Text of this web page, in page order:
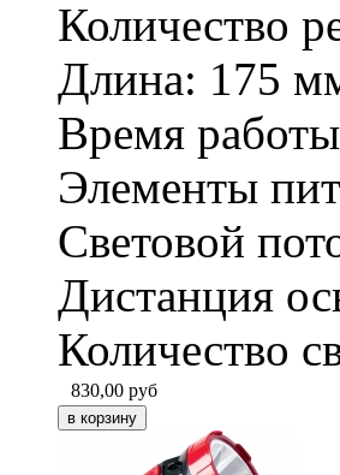
Количество
Длина: 175
Время
Элементы
Световой
Дистанция
Количество
830,00 руб